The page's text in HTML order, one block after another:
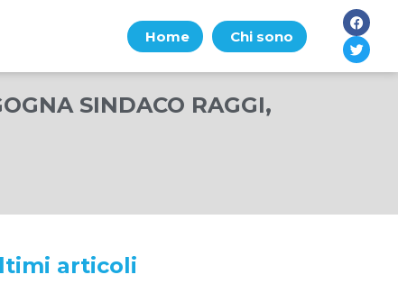
Home Chi sono
SINDACO RAGGI,
articoli